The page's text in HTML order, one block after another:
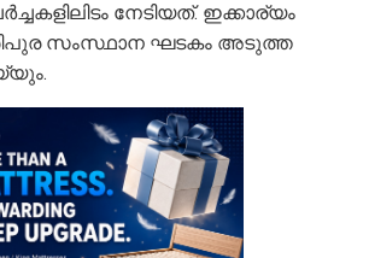
നേടിയത്. ഇക്കാര്യം
സംസ്ഥാന ഘടകം അടുത്ത